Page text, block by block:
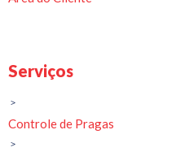
Serviços
Controle de Pragas